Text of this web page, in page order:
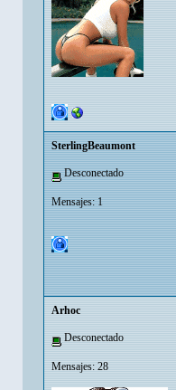
SterlingBeaumont
Desconectado
Mensajes: 1
Arhoc
Desconectado
Mensajes: 28